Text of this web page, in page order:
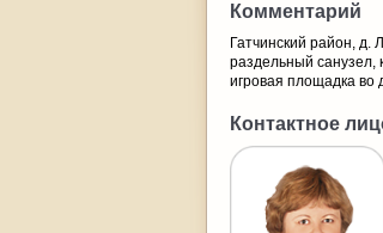
Комментарий
Гатчинский район, д.
раздельный санузел,
игровая площадка
Контактное